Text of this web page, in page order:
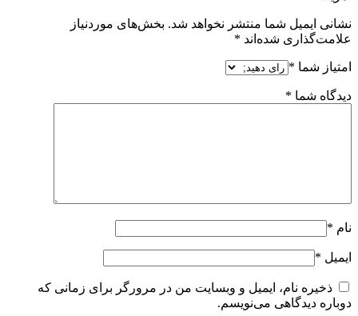
نشانی ایمیل شما منتشر نخواهد شد. بخش‌های موردنیاز
علامت‌گذاری شده‌اند *
امتیاز شما *
دیدگاه شما *
نام *
ایمیل *
ذخیره نام، ایمیل و وبسایت من در مرورگر برای زمانی که
دوباره دیدگاهی می‌نویسم.